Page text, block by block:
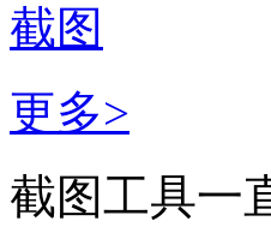
截图
更多>
截图工具一